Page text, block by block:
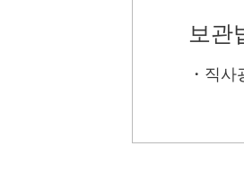
보관
・ 직사